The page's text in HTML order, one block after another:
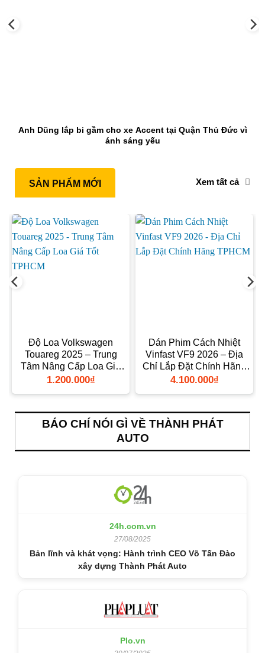
Anh Dũng lắp bi gầm cho xe Accent tại Quận Thủ Đức vì
ánh sáng yếu
SẢN PHẨM MỚI Xem tất cả
Độ Loa Volkswagen
Touareg 2025 – Trung
Tâm Nâng Cấp Loa Giá
Tốt TPHCM
1.200.000₫
Dán Phim Cách Nhiệt
Vinfast VF9 2026 – Địa
Chỉ Lắp Đặt Chính Hãng
TPHCM
4.100.000₫
BÁO CHÍ NÓI GÌ VỀ THÀNH PHÁT
AUTO
24h.com.vn
27/08/2025
Bản lĩnh và khát vọng: Hành trình CEO Võ Tấn Đào
xây dựng Thành Phát Auto
Plo.vn